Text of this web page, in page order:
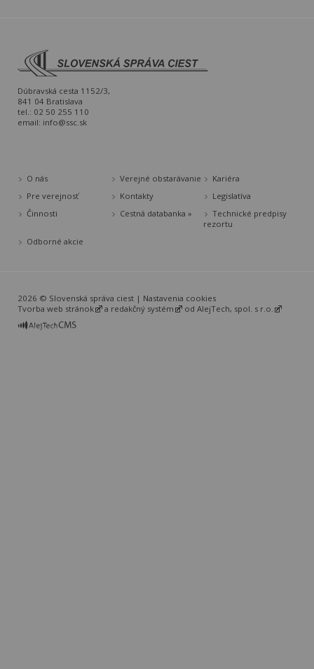
Dúbravská cesta 1152/3,
841 04 Bratislava
tel.: 02 50 255 110
email: info@ssc.sk
O nás Verejné obstarávanie
Kariéra
Pre verejnosť
Kontakty
Legislatíva
Činnosti
Cestná databanka »
Technické predpisy
rezortu
Odborné akcie
2026 © Slovenská správa ciest | Nastavenia cookies
Tvorba web stránok
a redakčný systém od AlejTech, spol. s r.o.